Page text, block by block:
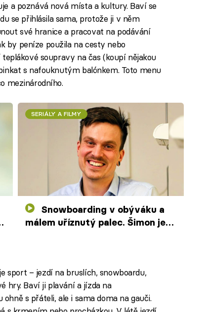
a poznává nová místa a kultury. Baví se
se přihlásila sama, protože ji v něm
své hranice a pracovat na podávání
by peníze použila na cesty nebo
soupravy na čas (koupí nějakou
s nafouknutým balónkem. Toto menu
mezinárodního.
SERIÁLY A FILMY
málem uříznutý palec. Šimon je
sport – jezdí na bruslích, snowboardu,
hry. Baví ji plavání a jízda na
s přáteli, ale i sama doma na gauči.